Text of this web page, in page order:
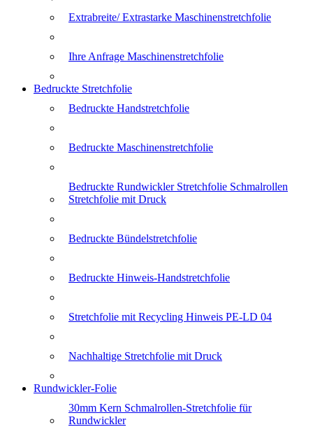
Extrabreite/ Extrastarke Maschinenstretchfolie
Ihre Anfrage Maschinenstretchfolie
Bedruckte Stretchfolie
Bedruckte Handstretchfolie
Bedruckte Maschinenstretchfolie
Bedruckte Rundwickler Stretchfolie Schmalrollen
Stretchfolie mit Druck
Bedruckte Bündelstretchfolie
Bedruckte Hinweis-Handstretchfolie
Stretchfolie mit Recycling Hinweis PE-LD 04
Nachhaltige Stretchfolie mit Druck
Rundwickler-Folie
30mm Kern Schmalrollen-Stretchfolie für
Rundwickler